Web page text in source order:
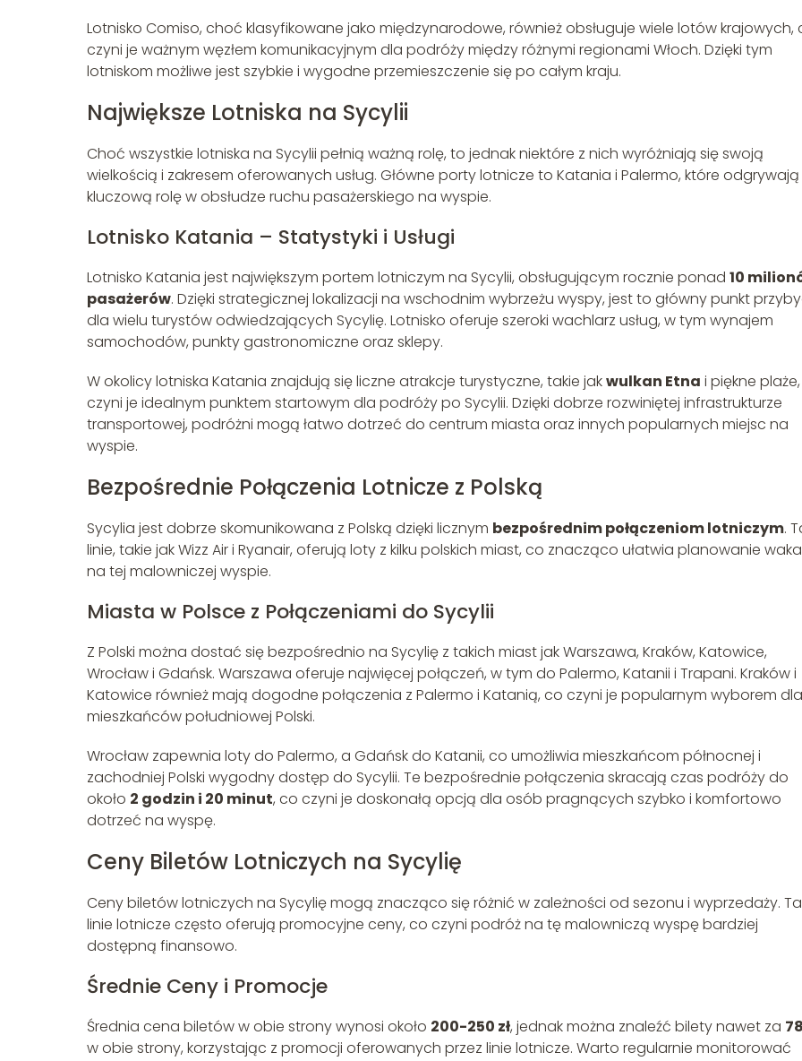
Lotnisko Comiso, choć klasyfikowane jako międzynarodowe, również obsługuje wiele lotów krajowych,
czyni je ważnym węzłem komunikacyjnym dla podróży między różnymi regionami Włoch. Dzięki tym
lotniskom możliwe jest szybkie i wygodne przemieszczenie się po całym kraju.
Największe Lotniska na Sycylii
Choć wszystkie lotniska na Sycylii pełnią ważną rolę, to jednak niektóre z nich wyróżniają się swoją
wielkością i zakresem oferowanych usług. Główne porty lotnicze to Katania i Palermo, które odgrywają
kluczową rolę w obsłudze ruchu pasażerskiego na wyspie.
Lotnisko Katania – Statystyki i Usługi
Lotnisko Katania jest największym portem lotniczym na Sycylii, obsługującym rocznie ponad 10
pasażerów. Dzięki strategicznej lokalizacji na wschodnim wybrzeżu wyspy, jest to główny punkt
dla wielu turystów odwiedzających Sycylię. Lotnisko oferuje szeroki wachlarz usług, w tym wynajem
samochodów, punkty gastronomiczne oraz sklepy.
W okolicy lotniska Katania znajdują się liczne atrakcje turystyczne, takie jakwulkan Etna i piękne
czyni je idealnym punktem startowym dla podróży po Sycylii. Dzięki dobrze rozwiniętej infrastrukturze
transportowej, podróżni mogą łatwo dotrzeć do centrum miasta oraz innych popularnych miejsc na
wyspie.
Bezpośrednie Połączenia Lotnicze z Polską
Sycylia jest dobrze skomunikowana z Polską dzięki licznym bezpośrednim połączeniom lotniczym.
linie, takie jak Wizz Air i Ryanair, oferują loty z kilku polskich miast, co znacząco ułatwia planowanie
na tej malowniczej wyspie.
Miasta w Polsce z Połączeniami do Sycylii
Z Polski można dostać się bezpośrednio na Sycylię z takich miast jak Warszawa, Kraków, Katowice,
Wrocław i Gdańsk. Warszawa oferuje najwięcej połączeń, w tym do Palermo, Katanii i Trapani. Kraków i
Katowice również mają dogodne połączenia z Palermo i Katanią, co czyni je popularnym wyborem dla
mieszkańców południowej Polski.
Wrocław zapewnia loty do Palermo, a Gdańsk do Katanii, co umożliwia mieszkańcom północnej i
zachodniej Polski wygodny dostęp do Sycylii. Te bezpośrednie połączenia skracają czas podróży do
około 2 godzin i 20 minut, co czyni je doskonałą opcją dla osób pragnących szybko i komfortowo
dotrzeć na wyspę.
Ceny Biletów Lotniczych na Sycylię
Ceny biletów lotniczych na Sycylię mogą znacząco się różnić w zależności od sezonu i wyprzedaży.
linie lotnicze często oferują promocyjne ceny, co czyni podróż na tę malowniczą wyspę bardziej
dostępną finansowo.
Średnie Ceny i Promocje
Średnia cena biletów w obie strony wynosi około 200-250 zł, jednak można znaleźć bilety nawet za
w obie strony, korzystając z promocji oferowanych przez linie lotnicze. Warto regularnie monitorować